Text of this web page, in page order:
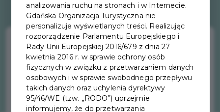
Europejska Stolica
Kultury Gastronomicznej
analizowania ruchu na stronach i w Internecie.
Gdańska Organizacja Turystyczna nie
personalizuje wyświetlanych treści. Realizując
rozporządzenie Parlamentu Europejskiego i
Rady Unii Europejskiej 2016/679 z dnia 27
kwietnia 2016 r. w sprawie ochrony osób
fizycznych w związku z przetwarzaniem danych
osobowych i w sprawie swobodnego przepływu
takich danych oraz uchylenia dyrektywy
95/46/WE (tzw. „RODO”) uprzejmie
informujemy, że do przetwarzania